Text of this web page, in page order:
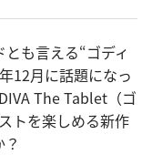
も言える“ゴディ
12月に話題になっ
The Tablet（ゴ
トを楽しめる新作